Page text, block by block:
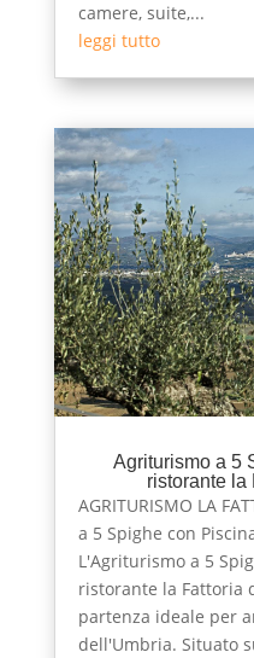
camere, suite,...
leggi tutto
Agriturismo a 5
ristorante la
AGRITURISMO LA
a 5 Spighe con
L'Agriturismo a 5
ristorante la Fattoria
partenza ideale per
dell'Umbria. Situato